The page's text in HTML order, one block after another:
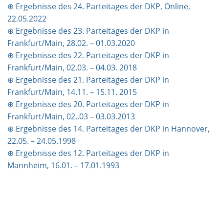
⊕ Ergebnisse des 24. Parteitages der DKP, Online,
22.05.2022
⊕ Ergebnisse des 23. Parteitages der DKP in
Frankfurt/Main, 28.02. – 01.03.2020
⊕ Ergebnisse des 22. Parteitages der DKP in
Frankfurt/Main, 02.03. – 04.03. 2018
⊕ Ergebnisse des 21. Parteitages der DKP in
Frankfurt/Main, 14.11. – 15.11. 2015
⊕ Ergebnisse des 20. Parteitages der DKP in
Frankfurt/Main, 02..03 – 03.03.2013
⊕ Ergebnisse des 14. Parteitages der DKP in Hannover,
22.05. – 24.05.1998
⊕ Ergebnisse des 12. Parteitages der DKP in
Mannheim, 16.01. – 17.01.1993